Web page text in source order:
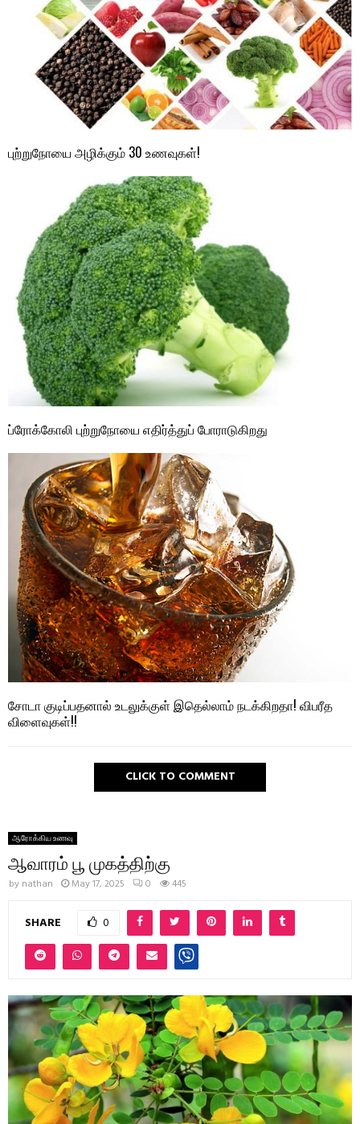
புற்றுநோயை அழிக்கும் 30 உணவுகள்!
ப்ரோக்கோலி புற்றுநோயை எதிர்த்துப் போராடுகிறது
சோடா குடிப்பதனால் உடலுக்குள் இதெல்லாம் நடக்கிறதா! விபரீத
விளைவுகள்!!
CLICK TO COMMENT
ஆரோக்கிய உணவு
ஆவாரம் பூ முகத்திற்கு
by nathan May 17, 2025 0 445
SHARE 0